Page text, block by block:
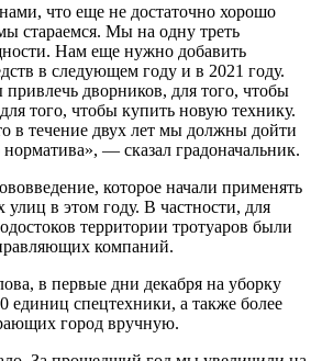
что еще не достаточно хорошо
стараемся. Мы на одну треть
Нам еще нужно добавить
в следующем году и в 2021 году.
дворников, для того, чтобы
того, чтобы купить новую технику.
в течение двух лет мы должны дойти
— сказал градоначальник.
которое начали применять
улиц в этом году. В частности, для
территории тротуаров были
компаний.
в первые дни декабря на уборку
единиц спецтехники, а также более
город вручную.